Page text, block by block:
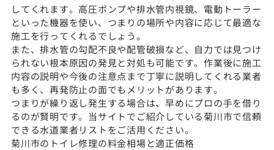
してくれます。高圧ポンプや排水管内視鏡、電動トーラー
といった機器を使い、つまりの場所や内容に応じて最適な
施工を行ってくれるでしょう。
また、排水管の勾配不良や配管破損など、自力では見つけ
られない根本原因の発見と対処も可能です。作業後に施工
内容の説明や今後の注意点まで丁寧に説明してくれる業者
も多く、再発防止の面でもメリットがあります。
つまりが繰り返し発生する場合は、早めにプロの手を借り
るのが賢明です。当サイトでご紹介している菊川市で信頼
できる水道業者リストをご活用ください。
菊川市のトイレ修理の料金相場と適正価格